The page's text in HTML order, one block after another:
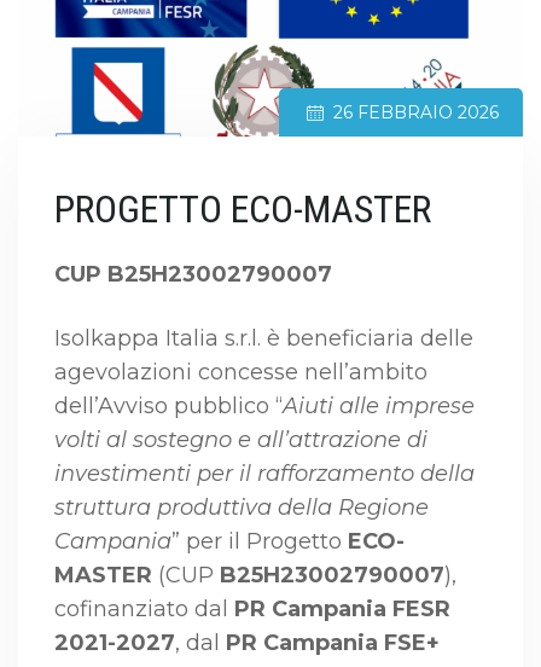
26 FEBBRAIO 2026
PROGETTO ECO-MASTER
CUP B25H23002790007
Isolkappa Italia s.r.l. è beneficiaria delle
agevolazioni concesse nell’ambito
dell’Avviso pubblico “Aiuti alle imprese
volti al sostegno e all’attrazione di
investimenti per il rafforzamento della
struttura produttiva della Regione
Campania” per il Progetto ECO-
MASTER (CUP B25H23002790007),
cofinanziato dal PR Campania FESR
2021-2027, dal PR Campania FSE+